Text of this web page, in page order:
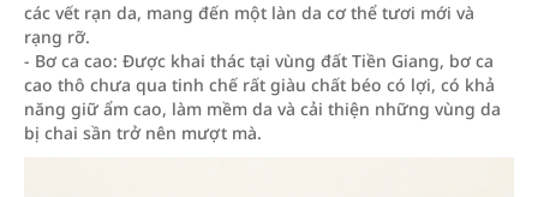
các vết rạn da, mang đến một làn da cơ thể tươi mới và
rạng rỡ.
- Bơ ca cao: Được khai thác tại vùng đất Tiền Giang, bơ ca
cao thô chưa qua tinh chế rất giàu chất béo có lợi, có khả
năng giữ ẩm cao, làm mềm da và cải thiện những vùng da
bị chai sần trở nên mượt mà.